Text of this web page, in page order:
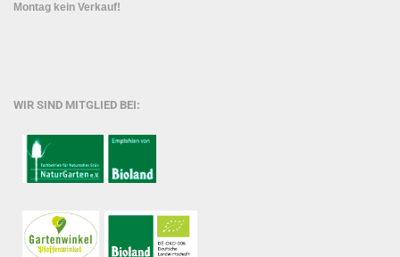
Montag kein Verkauf!
WIR SIND MITGLIED BEI: